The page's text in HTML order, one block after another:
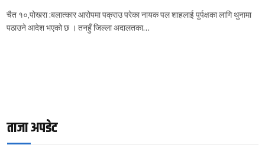
चैत १०,पोखरा :बलात्कार आरोपमा पक्राउ परेका नायक पल शाहलाई पुर्पक्षका लागि थुनामा
पठाउने आदेश भएको छ । तनहुँ जिल्ला अदालतका…
ताजा अपडेट